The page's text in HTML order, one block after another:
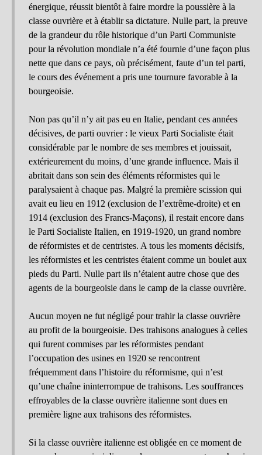
énergique, réussit bientôt à faire mordre la poussière à la
classe ouvrière et à établir sa dictature. Nulle part, la preuve
de la grandeur du rôle historique d’un Parti Communiste
pour la révolution mondiale n’a été fournie d’une façon plus
nette que dans ce pays, où précisément, faute d’un tel parti,
le cours des événement a pris une tournure favorable à la
bourgeoisie.
Non pas qu’il n’y ait pas eu en Italie, pendant ces années
décisives, de parti ouvrier : le vieux Parti Socialiste était
considérable par le nombre de ses membres et jouissait,
extérieurement du moins, d’une grande influence. Mais il
abritait dans son sein des éléments réformistes qui le
paralysaient à chaque pas. Malgré la première scission qui
avait eu lieu en 1912 (exclusion de l’extrême-droite) et en
1914 (exclusion des Francs-Maçons), il restait encore dans
le Parti Socialiste Italien, en 1919-1920, un grand nombre
de réformistes et de centristes. A tous les moments décisifs,
les réformistes et les centristes étaient comme un boulet aux
pieds du Parti. Nulle part ils n’étaient autre chose que des
agents de la bourgeoisie dans le camp de la classe ouvrière.
Aucun moyen ne fut négligé pour trahir la classe ouvrière
au profit de la bourgeoisie. Des trahisons analogues à celles
qui furent commises par les réformistes pendant
l’occupation des usines en 1920 se rencontrent
fréquemment dans l’histoire du réformisme, qui n’est
qu’une chaîne ininterrompue de trahisons. Les souffrances
effroyables de la classe ouvrière italienne sont dues en
première ligne aux trahisons des réformistes.
Si la classe ouvrière italienne est obligée en ce moment de